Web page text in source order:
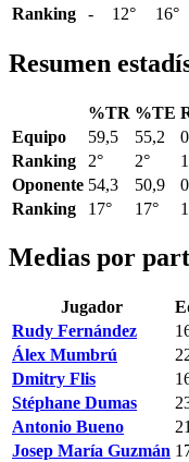
Ranking
- 12° 16°
Resumen
%TR %TE
Equipo
59,5 55,2
Ranking
2° 2°
Oponente 54,3 50,9
Ranking
17° 17°
Medias por
Jugador
Rudy Fernández
Álex Mumbrú
Dmitry Flis
Stéphane Dumas
Antonio Bueno
21
Josep María Guzmán